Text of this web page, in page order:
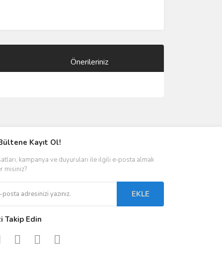
Önerileriniz
Kayıt Ol!
kampanya ve duyuruları ile ilgili e-posta almak
misiniz?
EKLE
Takip Edin